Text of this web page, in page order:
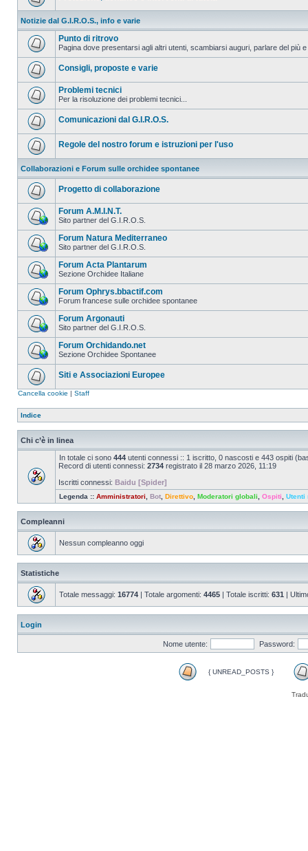
Notizie dal G.I.R.O.S., info e varie
Punto di ritrovo
Pagina dove presentarsi agli altri utenti, scambiarsi auguri, parlare del più
Consigli, proposte e varie
Problemi tecnici
Per la risoluzione dei problemi tecnici...
Comunicazioni dal G.I.R.O.S.
Regole del nostro forum e istruzioni per l'uso
Collaborazioni e Forum sulle orchidee spontanee
Progetto di collaborazione
Forum A.M.I.N.T.
Sito partner del G.I.R.O.S.
Forum Natura Mediterraneo
Sito partner del G.I.R.O.S.
Forum Acta Plantarum
Sezione Orchidee Italiane
Forum Ophrys.bbactif.com
Forum francese sulle orchidee spontanee
Forum Argonauti
Sito partner del G.I.R.O.S.
Forum Orchidando.net
Sezione Orchidee Spontanee
Siti e Associazioni Europee
Cancella cookie | Staff
Indice
Chi c’è in linea
In totale ci sono 444 utenti connessi :: 1 iscritto, 0 nascosti e 443 ospiti
Record di utenti connessi: 2734 registrato il 28 marzo 2026, 11:19
Iscritti connessi: Baidu [Spider]
Legenda :: Amministratori Bot Direttivo Moderatori globali Ospiti Utenti
Compleanni
Nessun compleanno oggi
Statistiche
Totale messaggi: 16774 | Totale argomenti: 4465 | Totale iscritti: 631 |
Login
Nome utente: Password:
{ UNREAD_POSTS }